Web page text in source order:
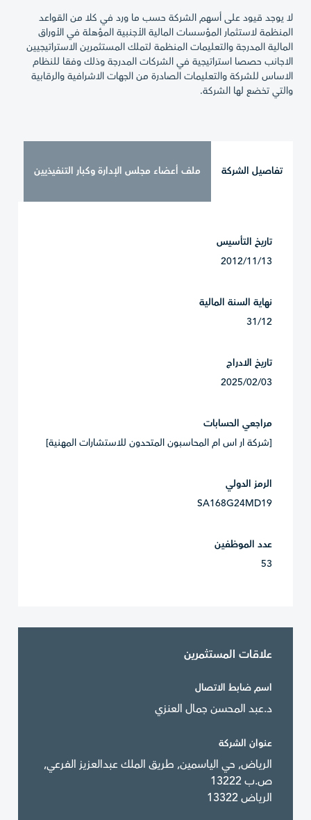
لا يوجد قيود على أسهم الشركة حسب ما ورد في كلا من القواعد
المنظمة لاستثمار المؤسسات المالية الأجنبية المؤهلة في الأوراق
المالية المدرجة والتعليمات المنظمة لتملك المستثمرين الاستراتيجيين
الاجانب حصصا استراتيجية في الشركات المدرجة وذلك وفقا للنظام
الاساس للشركة والتعليمات الصادرة من الجهات الاشرافية والرقابية
والتي تخضع لها الشركة.
تفاصيل الشركة ملف أعضاء مجلس الإدارة وكبار التنفيذيين
تاريخ التأسيس
2012/11/13
نهاية السنة المالية
31/12
تاريخ الادراج
2025/02/03
مراجعي الحسابات
[شركة ار اس ام المحاسبون المتحدون للاستشارات المهنية]
الرمز الدولي
SA168G24MD19
عدد الموظفين
53
علاقات المستثمرين
اسم ضابط الاتصال
د.عبد المحسن جمال العنزي
عنوان الشركة
الرياض, حي الياسمين, طريق الملك عبدالعزيز الفرعي,
ص.ب 13222
الرياض 13322